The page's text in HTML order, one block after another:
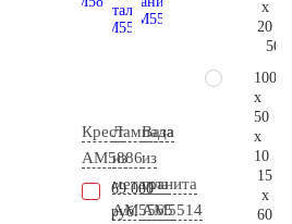
Крест
AM5886
69.000
руб.
Лампада
из
металла
AM5565
Ваза
из
гранита
AM5514
x
20
100
x
50
x
10
15
x
60